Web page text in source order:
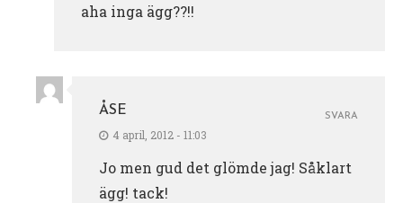
aha inga ägg??!!
ÅSE
4 april, 2012 - 11:03
Jo men gud det glömde jag! Såklart
ägg! tack!
SVARA